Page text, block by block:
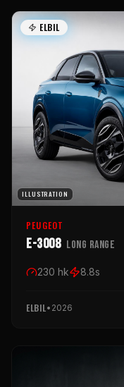
ILLUSTRATION
ELBIL
PEUGEOT
E-3008 Long Range
230 hk 8.8s
ELBIL• 2026